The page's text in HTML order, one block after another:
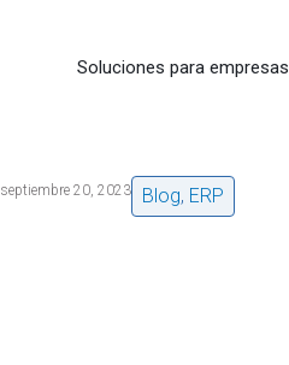
Soluciones para empresas
septiembre 20, 2023 Blog, ERP